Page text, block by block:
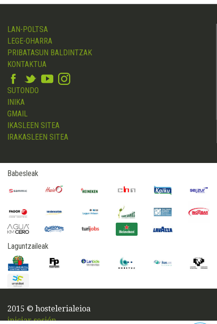
LAN-POLTSA
LEGE-OHARRA
PRIBATASUN BALDINTZAK
KONTAKTUA
SUTONDO
INIKA
GMAIL
IKASLEEN SITEA
IRAKASLEEN SITEA
Babesleak
Laguntzaileak
2015 © hostelerialeioa
iniciar sesión